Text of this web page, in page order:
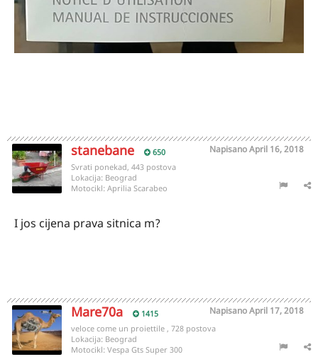
stanebane 650 NapisanoApril 16, 2018
Svrati ponekad, 443 postova
Lokacija: Beograd
Motocikl: Aprilia Scarabeo
I jos cijena prava sitnica m?
Mare70a 1415 NapisanoApril 17, 2018
veloce come un proiettile , 728 postova
Lokacija: Beograd
Motocikl: Vespa Gts Super 300